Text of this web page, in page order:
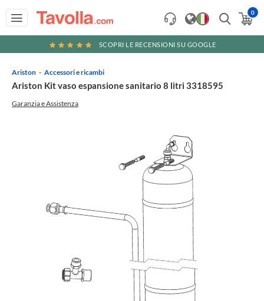
0
SCOPRI LE RECENSIONI SU GOOGLE
Ariston Accessori e ricambi
Ariston Kit vaso espansione sanitario 8 litri 3318595
Garanzia e Assistenza